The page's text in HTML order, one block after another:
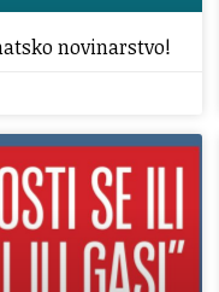
novinarstvo!